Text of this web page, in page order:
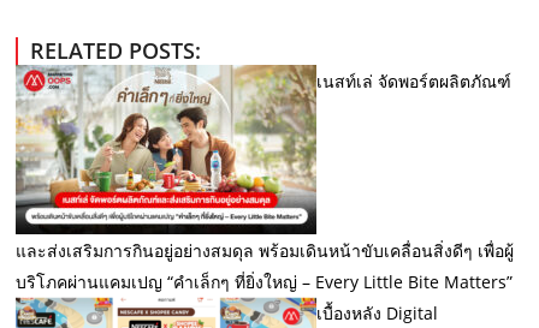
RELATED POSTS:
เนสท์เล่ จัดพอร์ตผลิตภัณฑ์
และส่งเสริมการกินอยู่อย่างสมดุล พร้อมเดินหน้าขับเคลื่อนสิ่งดีๆ เพื่อผู้
บริโภคผ่านแคมเปญ “คำเล็กๆ ที่ยิ่งใหญ่ – Every Little Bite Matters”
เบื้องหลัง Digital